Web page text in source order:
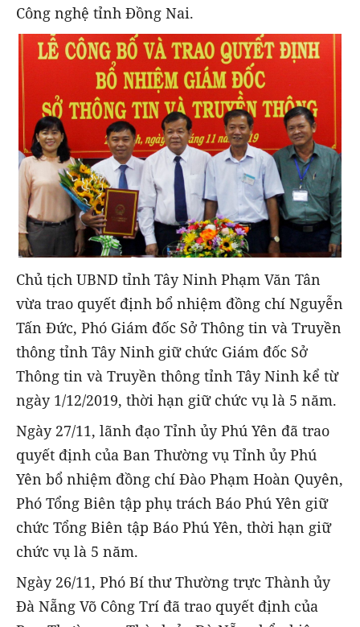
Công nghệ tỉnh Đồng Nai.
Chủ tịch UBND tỉnh Tây Ninh Phạm Văn Tân
vừa trao quyết định bổ nhiệm đồng chí Nguyễn
Tấn Đức, Phó Giám đốc Sở Thông tin và Truyền
thông tỉnh Tây Ninh giữ chức Giám đốc Sở
Thông tin và Truyền thông tỉnh Tây Ninh kể từ
ngày 1/12/2019, thời hạn giữ chức vụ là 5 năm.
Ngày 27/11, lãnh đạo Tỉnh ủy Phú Yên đã trao
quyết định của Ban Thường vụ Tỉnh ủy Phú
Yên bổ nhiệm đồng chí Đào Phạm Hoàn Quyên,
Phó Tổng Biên tập phụ trách Báo Phú Yên giữ
chức Tổng Biên tập Báo Phú Yên, thời hạn giữ
chức vụ là 5 năm.
Ngày 26/11, Phó Bí thư Thường trực Thành ủy
Đà Nẵng Võ Công Trí đã trao quyết định của